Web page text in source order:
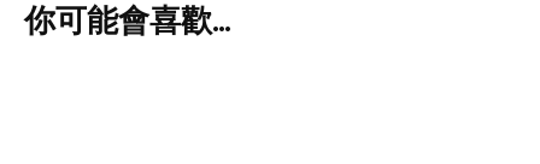
你可能會喜歡...